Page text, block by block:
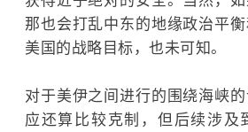
那也会打乱中东的地缘政治平
美国的战略目标，也未可知。
对于美伊之间进行的围绕海峡
应还算比较克制，但后续涉及